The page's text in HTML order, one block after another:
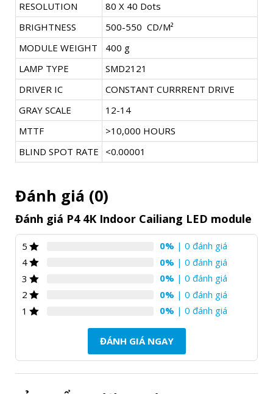
RESOLUTION
80 X 40 Dots
BRIGHTNESS
500-550 CD/M²
MODULE WEIGHT
400 g
LAMP TYPE
SMD2121
DRIVER IC
CONSTANT CURRRENT DRIVE
GRAY SCALE
12-14
MTTF
>10,000 HOURS
BLIND SPOT RATE
<0.00001
Đánh giá (0)
Đánh giá P4 4K Indoor Cailiang LED module
5 0% | 0 đánh giá
4
0% | 0 đánh giá
3
0% | 0 đánh giá
2
0% | 0 đánh giá
1
0% | 0 đánh giá
ĐÁNH GIÁ NGAY